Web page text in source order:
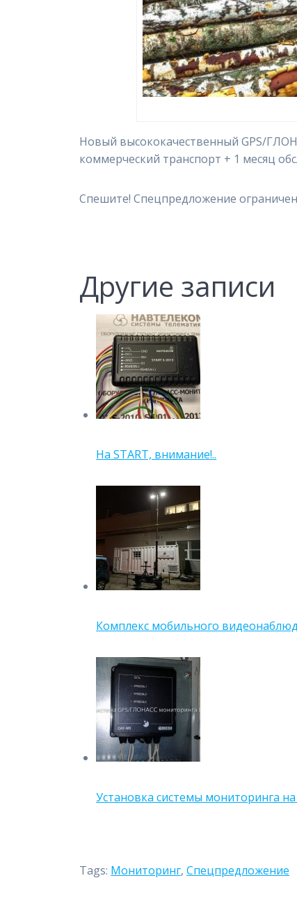
Новый высококачественный GPS/
коммерческий транспорт + 1 месяц
Спешите! Спецпредложение
Другие записи
На START, внимание!..
Комплекс мобильного
Установка системы мониторинга
Tags: Мониторинг,Спецпредложение